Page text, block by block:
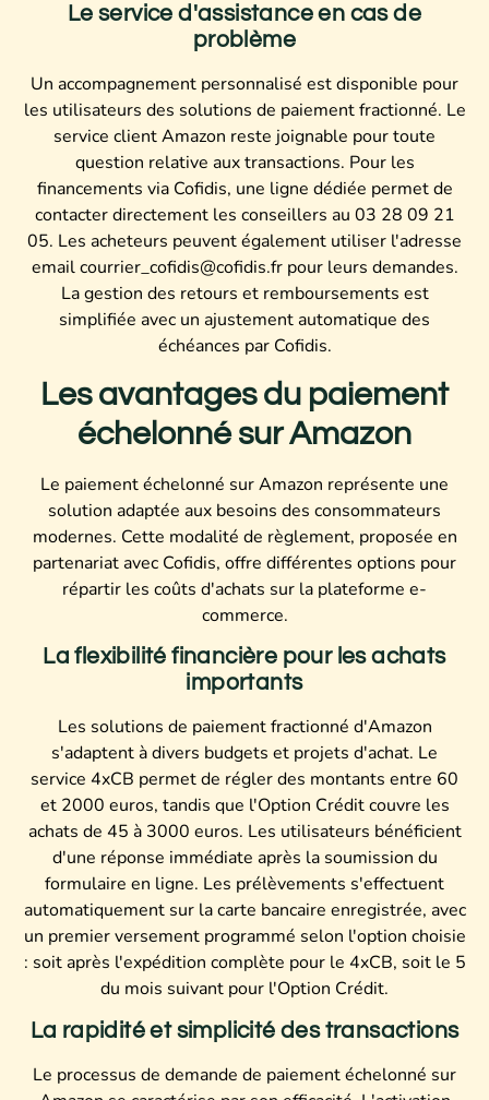
Le service d'assistance en cas de
problème
Un accompagnement personnalisé est disponible pour
les utilisateurs des solutions de paiement fractionné. Le
service client Amazon reste joignable pour toute
question relative aux transactions. Pour les
financements via Cofidis, une ligne dédiée permet de
contacter directement les conseillers au 03 28 09 21
05. Les acheteurs peuvent également utiliser l'adresse
emailcourrier_cofidis@cofidis.frpour leurs demandes.
La gestion des retours et remboursements est
simplifiée avec un ajustement automatique des
échéances par Cofidis.
Les avantages du paiement
échelonné sur Amazon
Le paiement échelonné sur Amazon représente une
solution adaptée aux besoins des consommateurs
modernes. Cette modalité de règlement, proposée en
partenariat avec Cofidis, offre différentes options pour
répartir les coûts d'achats sur la plateforme e-
commerce.
La flexibilité financière pour les achats
importants
Les solutions de paiement fractionné d'Amazon
s'adaptent à divers budgets et projets d'achat. Le
service 4xCB permet de régler des montants entre 60
et 2000 euros, tandis que l'Option Crédit couvre les
achats de 45 à 3000 euros. Les utilisateurs bénéficient
d'une réponse immédiate après la soumission du
formulaire en ligne. Les prélèvements s'effectuent
automatiquement sur la carte bancaire enregistrée, avec
un premier versement programmé selon l'option choisie
: soit après l'expédition complète pour le 4xCB, soit le 5
du mois suivant pour l'Option Crédit.
La rapidité et simplicité des transactions
Le processus de demande de paiement échelonné sur